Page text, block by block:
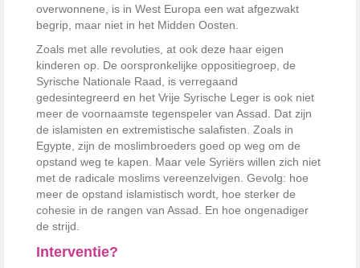
overwonnene, is in West Europa een wat afgezwakt
begrip, maar niet in het Midden Oosten.
Zoals met alle revoluties, at ook deze haar eigen
kinderen op. De oorspronkelijke oppositiegroep, de
Syrische Nationale Raad, is verregaand
gedesintegreerd en het Vrije Syrische Leger is ook niet
meer de voornaamste tegenspeler van Assad. Dat zijn
de islamisten en extremistische salafisten. Zoals in
Egypte, zijn de moslimbroeders goed op weg om de
opstand weg te kapen. Maar vele Syriërs willen zich niet
met de radicale moslims vereenzelvigen. Gevolg: hoe
meer de opstand islamistisch wordt, hoe sterker de
cohesie in de rangen van Assad. En hoe ongenadiger
de strijd.
Interventie?